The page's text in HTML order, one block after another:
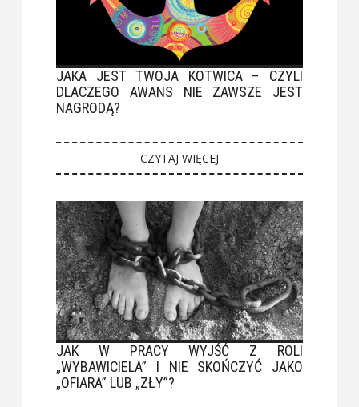
JAKA JEST TWOJA KOTWICA – CZYLI
DLACZEGO AWANS NIE ZAWSZE JEST
NAGRODĄ?
CZYTAJ WIĘCEJ
JAK W PRACY WYJŚĆ Z ROLI
„WYBAWICIELA” I NIE SKOŃCZYĆ JAKO
„OFIARA” LUB „ZŁY”?